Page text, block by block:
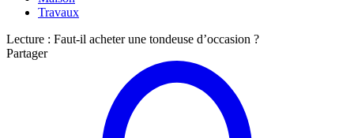
Travaux
Lecture : Faut-il acheter une tondeuse d’occasion ?
Partager